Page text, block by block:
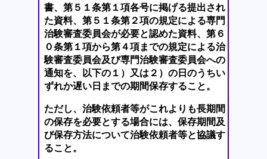
書、第５１条第１項各号に掲げる提出され
た資料、第５１条第２項の規定による専門
治験審査委員会が必要と認めた資料、第６
０条第１項から第４項までの規定による治
験審査委員会及び専門治験審査委員会への
通知を、以下の１）又は２）の日のうちい
ずれか遅い日までの期間保存すること。
ただし、治験依頼者等がこれよりも長期間
の保存を必要とする場合には、保存期間及
び保存方法について治験依頼者等と協議す
ること。